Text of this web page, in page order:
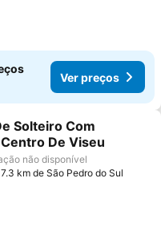
Ver preços
aos favoritos
Solteiro Com
De Viseu
não disponível
km de São Pedro do Sul